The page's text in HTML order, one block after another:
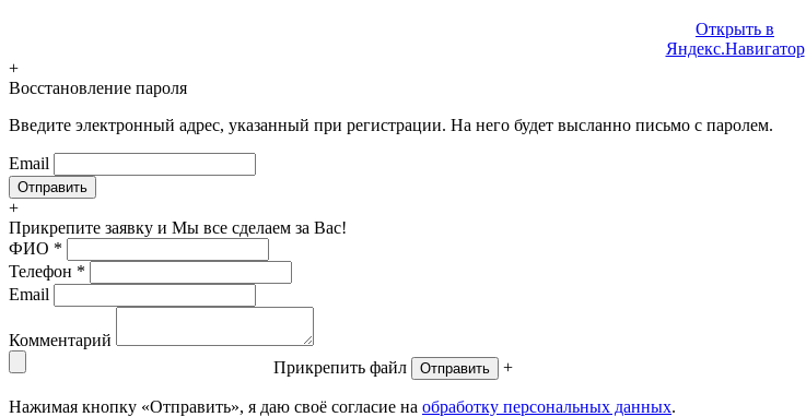
Открыть в
Яндекс.Навигатор
+
Восстановление пароля
Введите электронный адрес, указанный при регистрации. На него будет высланно письмо с паролем.
Email
+
Прикрепите заявку и Мы все сделаем за Вас!
ФИО *
Телефон *
Email
Комментарий
Прикрепить файл
Отправить +
Нажимая кнопку «Отправить», я даю своё согласие на обработку персональных данных.